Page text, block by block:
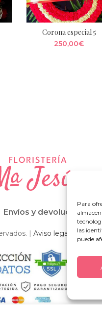
Para
las
puede
Corona especial 5
250,00€
Envíos y devoluciones
| Aviso legal